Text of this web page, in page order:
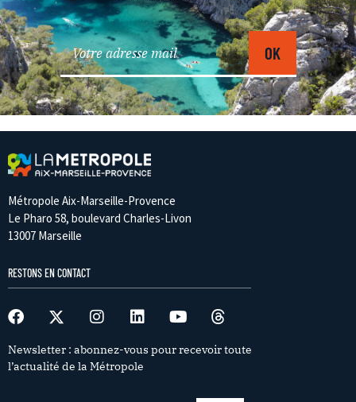
Métropole Aix-Marseille-Provence
Le Pharo 58, boulevard Charles-Livon
13007 Marseille
RESTONS EN CONTACT
Newsletter : abonnez-vous pour recevoir toute
l’actualité de la Métropole